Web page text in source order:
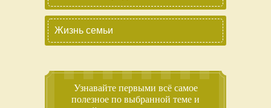
Жизнь семьи
Узнавайте первыми всё самое
полезное по выбранной теме и